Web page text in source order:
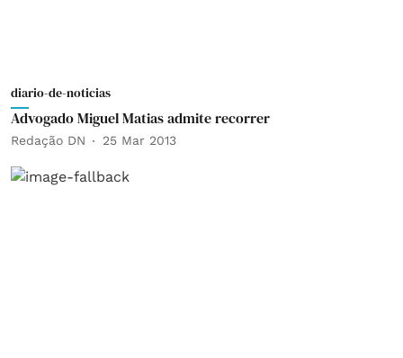
diario-de-noticias
Advogado Miguel Matias admite recorrer
Redação DN 25 Mar 2013